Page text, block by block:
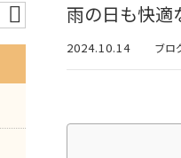
雨の日も快適
2024.10.14 ブロ